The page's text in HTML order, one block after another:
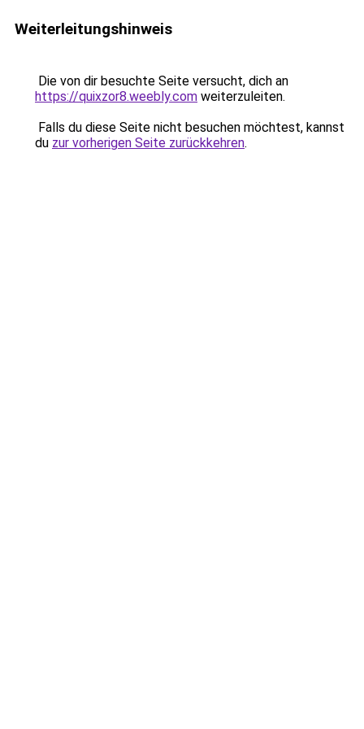
Weiterleitungshinweis
Die von dir besuchte Seite versucht, dich an
https://quixzor8.weebly.com weiterzuleiten.
Falls du diese Seite nicht besuchen möchtest, kannst
du zur vorherigen Seite zurückkehren.